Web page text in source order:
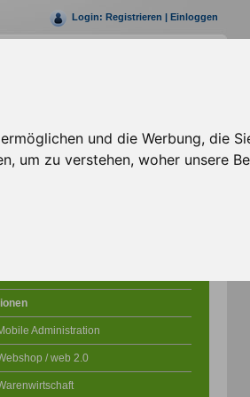
und die Werbung, die
um zu verstehen, woher unsere
Login: Registrieren | Einloggen
Administration
/ web 2.0